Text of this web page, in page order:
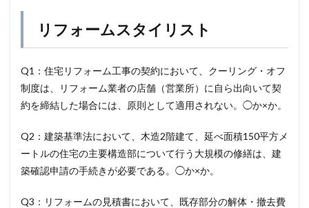
リフォームスタイリスト
Q1：住宅リフォーム工事の契約において、クーリング・オフ
制度は、リフォーム業者の店舗（営業所）に自ら出向いて契
約を締結した場合には、原則として適用されない。◯か×か。
Q2：建築基準法において、木造2階建て、延べ面積150平方メ
ートルの住宅の主要構造部について行う大規模の修繕は、建
築確認申請の手続きが必要である。◯か×か。
Q3：リフォームの見積書において、既存部分の解体・撤去費